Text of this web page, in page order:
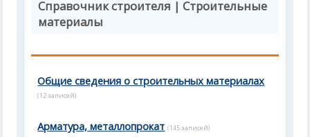
Справочник строителя | Строительные
материалы
Общие сведения о строительных материалах
(12 записей)
Арматура, металлопрокат (145 записей)